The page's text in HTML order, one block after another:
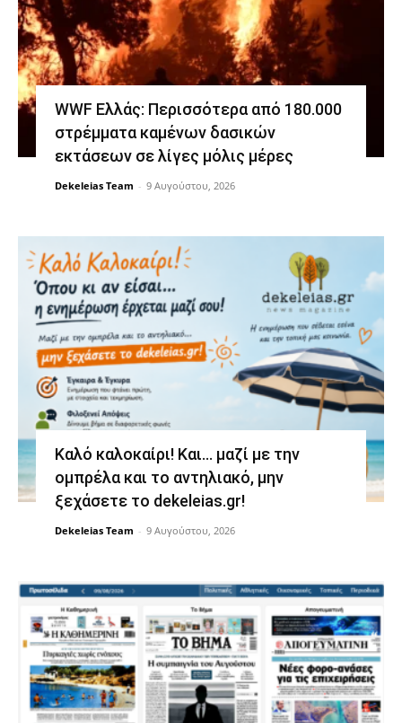
WWF Ελλάς: Περισσότερα από 180.000
στρέμματα καμένων δασικών
εκτάσεων σε λίγες μόλις μέρες
Dekeleias Team - 9 Αυγούστου, 2026
Καλό καλοκαίρι! Και… μαζί με την
ομπρέλα και το αντηλιακό, μην
ξεχάσετε το dekeleias.gr!
Dekeleias Team - 9 Αυγούστου, 2026